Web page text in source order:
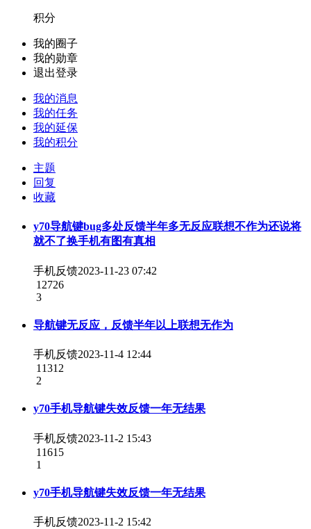
积分
我的圈子
我的勋章
退出登录
我的消息
我的任务
我的延保
我的积分
主题
回复
收藏
y70导航键bug多处反馈半年多无反应联想不作为还说将
就不了换手机有图有真相
手机反馈2023-11-23 07:42
12726
3
导航键无反应，反馈半年以上联想无作为
手机反馈2023-11-4 12:44
11312
2
y70手机导航键失效反馈一年无结果
手机反馈2023-11-2 15:43
11615
1
y70手机导航键失效反馈一年无结果
手机反馈2023-11-2 15:42